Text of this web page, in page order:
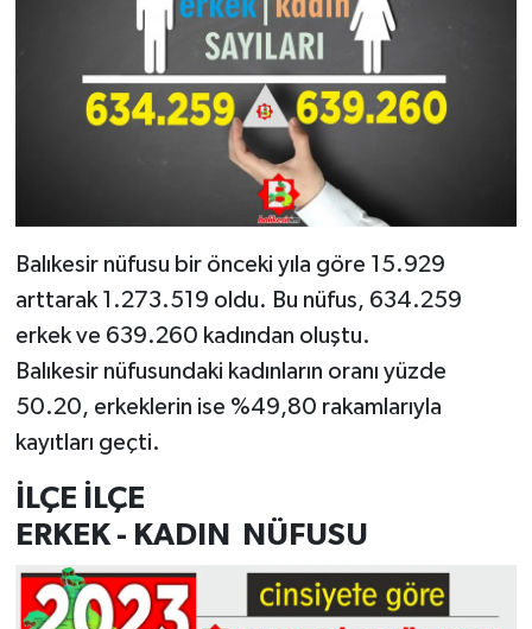
Balıkesir nüfusu bir önceki yıla göre 15.929
arttarak 1.273.519 oldu. Bu nüfus, 634.259
erkek ve 639.260 kadından oluştu.
Balıkesir nüfusundaki kadınların oranı yüzde
50.20, erkeklerin ise %49,80 rakamlarıyla
kayıtları geçti.
İLÇE İLÇE
ERKEK - KADIN NÜFUSU